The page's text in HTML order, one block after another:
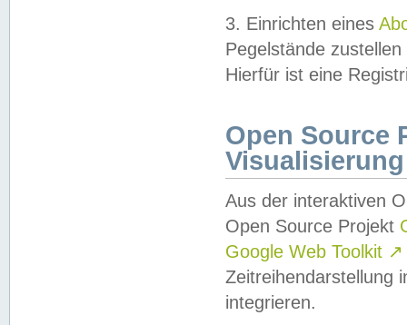
3. Einrichten eines
Pegelstände
Hierfür ist eine
Open Source
Visualisierung
Aus der interaktiven
Open Source Projekt
Google Web Toolkit ↗
Zeitreihendarstellung
integrieren.